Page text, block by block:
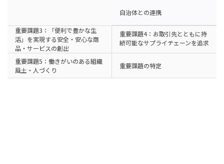
自治体との連携
重要課題3：「便利で豊かな生
活」を実現する安全・安心な商
品・サービスの創出
重要課題4：お取引先とともに持
続可能なサプライチェーンを追求
重要課題5：働きがいのある組織
風土・人づくり
重要課題の特定